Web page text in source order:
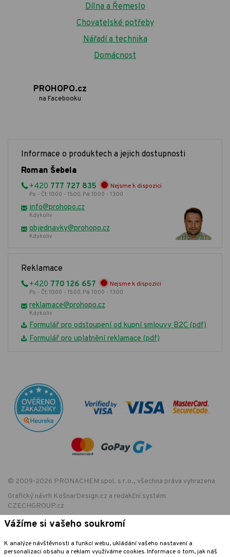
Dílna a Řemeslo
Chovatelské potřeby
Nářadí a technika
Domácnost
PROHOPO.cz
na Facebooku
Informace o produktech a jejich dostupnosti
Roman Šebela
+420 777 727 835 Nejsme k dispozici
Po - Čt: 10:00 - 15:00, Pá: 10:00 - 13:00
info@prohopo.cz
Kdykoliv
objednavky@prohopo.cz
Kdykoliv
Reklamace
+420 770 126 657 Nejsme k dispozici
Po - Čt: 10:00 - 15:00, Pá: 10:00 - 13:00
reklamace@prohopo.cz
Kdykoliv
Formulář pro odstoupení od kupní smlouvy B2C (pdf)
Formulář pro uplatnění reklamace (pdf)
© 2009-2026 PRONACHEM spol. s r.o., všechna práva vyhrazena
Grafický návrh KošnarDesign.cz a redakční systém
CZECHGROUP.cz
EET - označení provozovny:
Podle zákona o evidenci tržeb je prodávající povinen vystavit kupujícímu
Vážíme si vašeho soukromí
K analýze návštěvnosti a funkcí webu, ukládání vašeho nastavení a
personalizaci obsahu a reklam využíváme cookies. Informace o tom, jak náš